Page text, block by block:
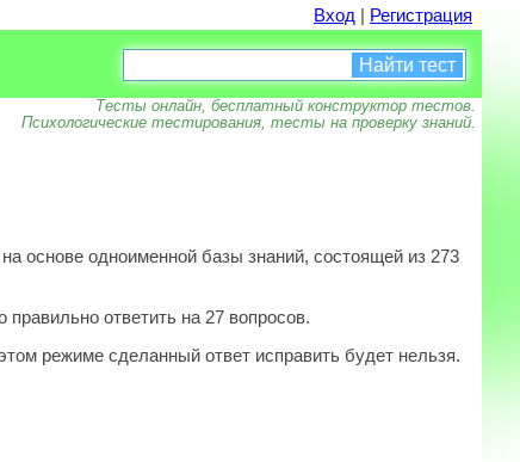
Вход | Регистрация
Тесты онлайн, бесплатный конструктор тестов.
Психологические тестирования, тесты на проверку знаний.
Найти тест
основе одноименной базы знаний, состоящей из 273
ответить на 27 вопросов.
режиме сделанный ответ исправить будет нельзя.